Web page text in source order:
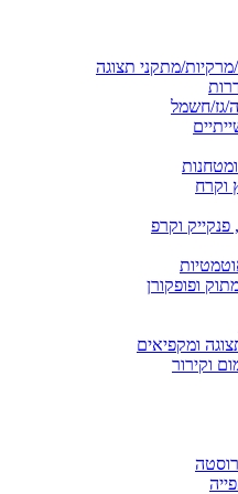
מתקני תצוגה
גז/חשמל
וקרח
פנקייק וקרפ
ופופקורן
ומקפיאים
וקירור